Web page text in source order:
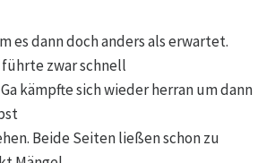
es dann doch anders als erwartet.
führte zwar schnell
kämpfte sich wieder herran um dann
Beide Seiten ließen schon zu